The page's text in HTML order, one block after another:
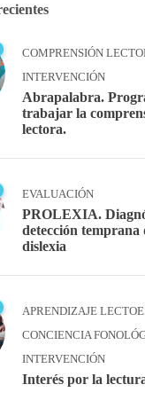
COMPRENSIÓN
INTERVENCIÓN
Abrapalabra.
trabajar la
lectora.
EVALUACIÓN
PROLEXIA.
detección temprana
dislexia
APRENDIZAJE
CONCIENCIA
INTERVENCIÓN
Interés por la